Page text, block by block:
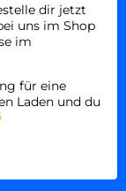
dir jetzt
uns im Shop
im
für eine
Laden und du